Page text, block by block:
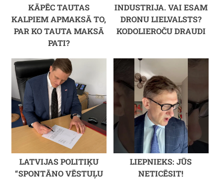
KĀPĒC TAUTAS
KALPIEM APMAKSĀ TO,
PAR KO TAUTA MAKSĀ
PATI?
INDUSTRIJA. VAI ESAM
DRONU LIELVALSTS?
KODOLIEROČU DRAUDI
LATVIJAS POLITIĶU
“SPONTĀNO VĒSTUĻU
LIEPNIEKS: JŪS
NETICĒSIT!